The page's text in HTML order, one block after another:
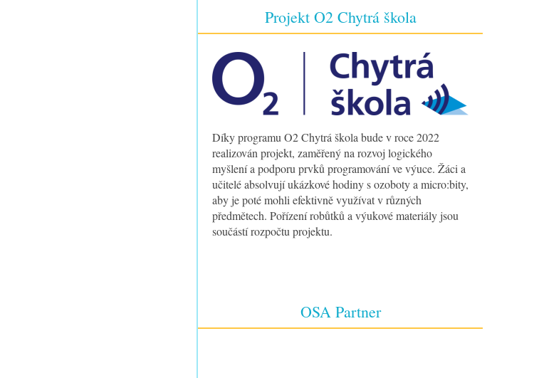
Projekt O2 Chytrá škola
Díky programu O2 Chytrá škola bude v roce 2022
realizován projekt, zaměřený na rozvoj logického
myšlení a podporu prvků programování ve výuce. Žáci a
učitelé absolvují ukázkové hodiny s ozoboty a micro:bity,
aby je poté mohli efektivně využívat v různých
předmětech. Pořízení robůtků a výukové materiály jsou
součástí rozpočtu projektu.
OSA Partner